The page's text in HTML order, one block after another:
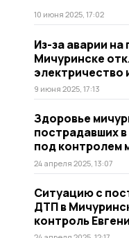
10 июня 2025, 17:02
Из-за аварии
Мичуринске
электричество
9 июня 2025, 17:13
Здоровье
пострадавших
под контролем
24 апреля 2025, 13:07
Ситуацию с
ДТП в
контроль